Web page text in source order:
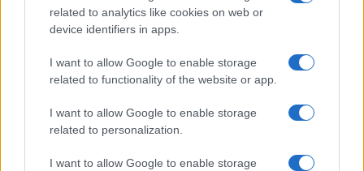
related to analytics like cookies on web or
device identifiers in apps.
I want to allow Google to enable storage
related to functionality of the website or app.
I want to allow Google to enable storage
related to personalization.
I want to allow Google to enable storage
A fuoco un deposito con bombole, intervento dei
vigili del fuoco a Rudalza